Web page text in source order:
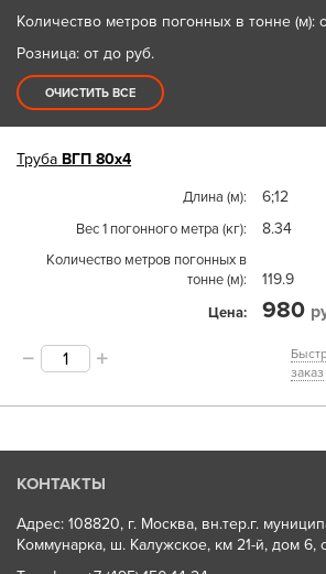
Количество метров погонных в тонне (м):
Розница: от до руб.
ОЧИСТИТЬ ВСЕ
Труба ВГП 80х4
Длина (м) 6;12
Вес 1 погонного метра (кг) 8.34
Количество метров погонных в
тонне (м)
119.9
Цена 980
заказ
КОНТАКТЫ
Адрес: 108820, г. Москва, вн.тер.г.
Коммунарка, ш. Калужское, км 21-й, дом 6,